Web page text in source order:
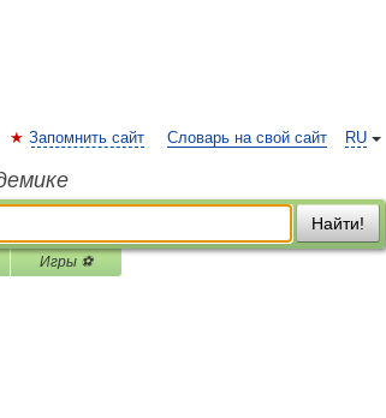
RU
Запомнить сайт Словарь на свой сайт
Найти!
Игры ⚽